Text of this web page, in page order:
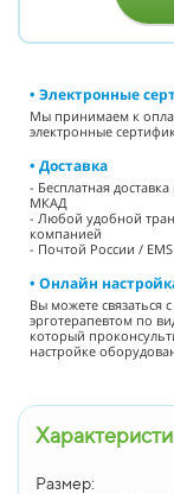
• Электронные
Мы принимаем к
электронные
• Доставка
- Бесплатная
МКАД
- Любой удобной
компанией
- Почтой России / EMS
• Онлайн
Вы можете связаться с
эрготерапевтом по
который
настройке
Размер: